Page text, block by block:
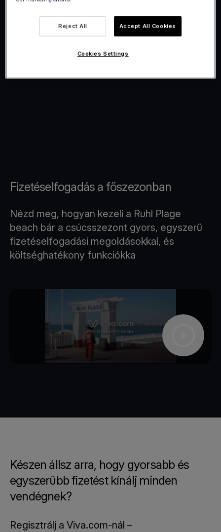
Fizetéselfogadás a főszezonban
Nézd meg, hogyan kezeli a Ruhl Plage
beach bár a csúcsszezont gyors, egyszerű
fizetéselfogadási megoldásokkal, és
költséghatékony funkciókka
Készen állsz arra, hogy gyorsabb és
egyszerűbb fizetést kínálj minden
vendégnek?
Regisztrálj a Viva.com-nál –
Reject All Accept All Cookies
Cookies Settings